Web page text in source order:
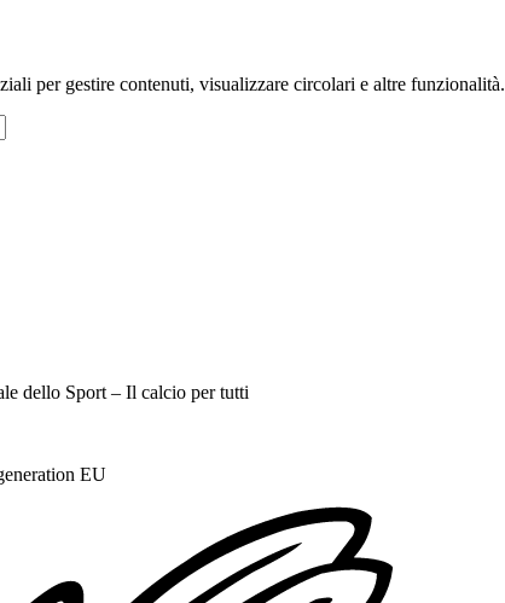
per gestire contenuti, visualizzare circolari e altre funzionalità.
dello Sport – Il calcio per tutti